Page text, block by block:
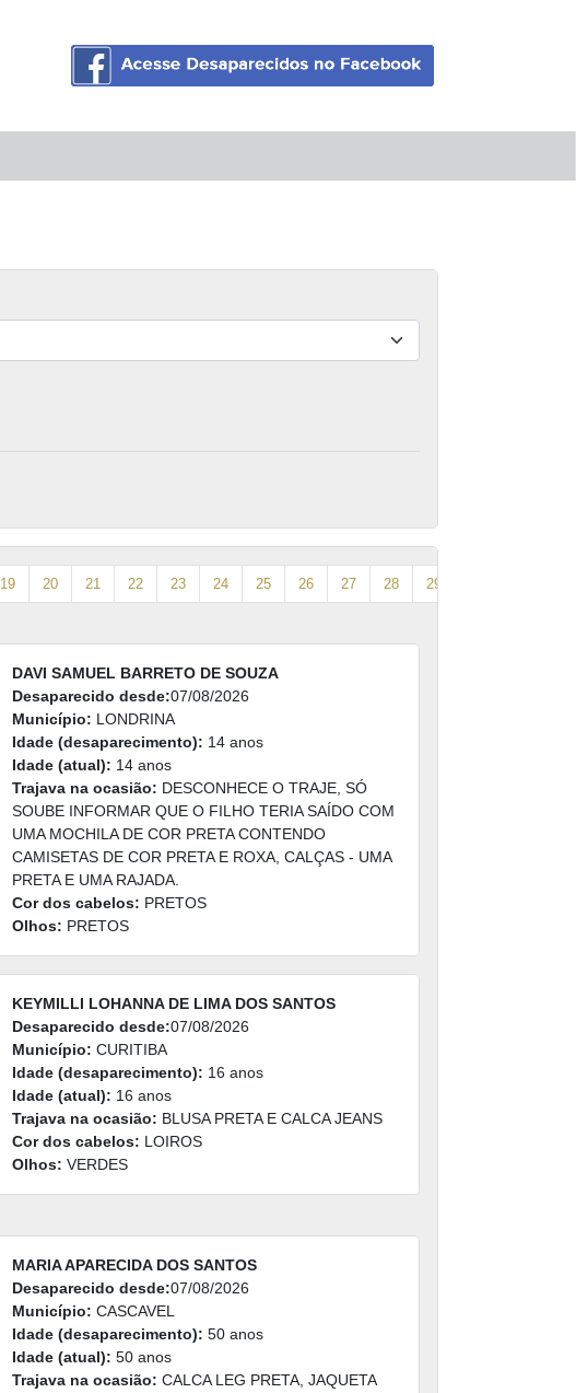
19 20 21 22 23 24 25 26 27 28 29
DAVI SAMUEL BARRETO DE SOUZA
Desaparecido desde:07/08/2026
Município: LONDRINA
Idade (desaparecimento): 14 anos
Idade (atual): 14 anos
Trajava na ocasião: DESCONHECE O TRAJE, SÓ
SOUBE INFORMAR QUE O FILHO TERIA SAÍDO COM
UMA MOCHILA DE COR PRETA CONTENDO
CAMISETAS DE COR PRETA E ROXA, CALÇAS - UMA
PRETA E UMA RAJADA.
Cor dos cabelos: PRETOS
Olhos: PRETOS
KEYMILLI LOHANNA DE LIMA DOS SANTOS
Desaparecido desde:07/08/2026
Município: CURITIBA
Idade (desaparecimento): 16 anos
Idade (atual): 16 anos
Trajava na ocasião: BLUSA PRETA E CALCA JEANS
Cor dos cabelos: LOIROS
Olhos: VERDES
MARIA APARECIDA DOS SANTOS
Desaparecido desde:07/08/2026
Município: CASCAVEL
Idade (desaparecimento): 50 anos
Idade (atual): 50 anos
Trajava na ocasião: CALCA LEG PRETA, JAQUETA